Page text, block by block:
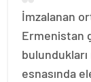
İmzalanan
Ermenistan
esnasında